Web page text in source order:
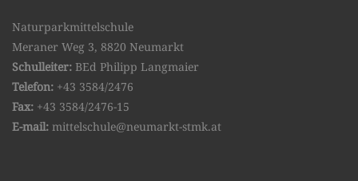
Naturparkmittelschule
Meraner Weg 3, 8820 Neumarkt
Schulleiter: BEd Philipp Langmaier
Telefon: +43 3584/2476
Fax: +43 3584/2476-15
E-mail: mittelschule@neumarkt-stmk.at